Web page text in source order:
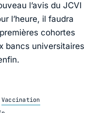
l’avis du JCVI
l’heure, il faudra
cohortes
bancs universitaires
Vaccination